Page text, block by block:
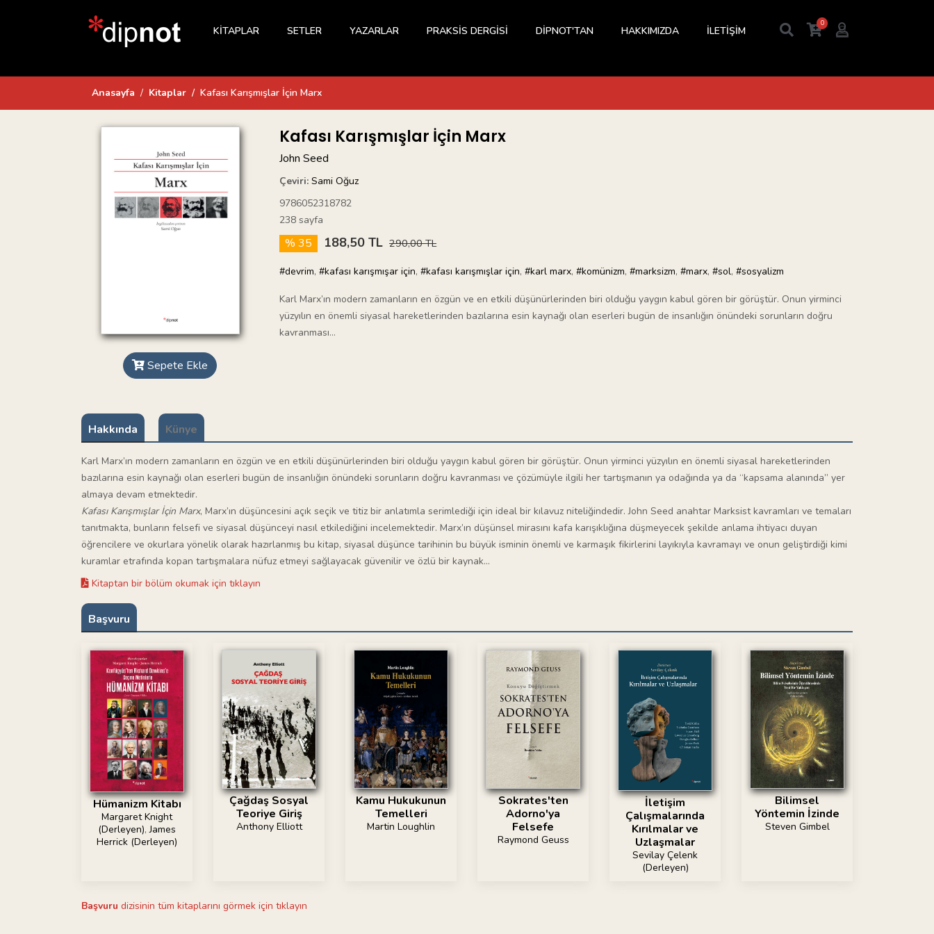
KİTAPLAR SETLER YAZARLAR PRAKSİS DERGİSİ DİPNOT'TAN HAKKIMIZDA İLETİŞİM
0
Anasayfa Kitaplar Kafası Karışmışlar İçin Marx
Sepete Ekle
Kafası Karışmışlar İçin Marx
John Seed
Çeviri: Sami Oğuz
9786052318782
238 sayfa
% 35 188,50 TL 290,00 TL
#devrim, #kafası karışmışar için, #kafası karışmışlar için, #karl marx, #komünizm, #marksizm, #marx, #sol, #sosyalizm
Karl Marx’ın modern zamanların en özgün ve en etkili düşünürlerinden biri olduğu yaygın kabul gören bir görüştür. Onun yirminci
yüzyılın en önemli siyasal hareketlerinden bazılarına esin kaynağı olan eserleri bugün de insanlığın önündeki sorunların doğru
kavranması...
Hakkında Künye
Karl Marx’ın modern zamanların en özgün ve en etkili düşünürlerinden biri olduğu yaygın kabul gören bir görüştür. Onun yirminci yüzyılın en önemli siyasal hareketlerinden
bazılarına esin kaynağı olan eserleri bugün de insanlığın önündeki sorunların doğru kavranması ve çözümüyle ilgili her tartışmanın ya odağında ya da “kapsama alanında” yer
almaya devam etmektedir.
Kafası Karışmışlar İçin Marx, Marx’ın düşüncesini açık seçik ve titiz bir anlatımla serimlediği için ideal bir kılavuz niteliğindedir. John Seed anahtar Marksist kavramları ve temaları
tanıtmakta, bunların felsefi ve siyasal düşünceyi nasıl etkilediğini incelemektedir. Marx’ın düşünsel mirasını kafa karışıklığına düşmeyecek şekilde anlama ihtiyacı duyan
öğrencilere ve okurlara yönelik olarak hazırlanmış bu kitap, siyasal düşünce tarihinin bu büyük isminin önemli ve karmaşık fikirlerini layıkıyla kavramayı ve onun geliştirdiği kimi
kuramlar etrafında kopan tartışmalara nüfuz etmeyi sağlayacak güvenilir ve özlü bir kaynak…
Kitaptan bir bölüm okumak için tıklayın
Başvuru
Hümanizm Kitabı
Margaret Knight
(Derleyen),James
Herrick (Derleyen)
Çağdaş Sosyal
Teoriye Giriş
Anthony Elliott
Kamu Hukukunun
Temelleri
Martin Loughlin
Sokrates'ten
Adorno'ya
Felsefe
Raymond Geuss
İletişim
Çalışmalarında
Kırılmalar ve
Uzlaşmalar
Sevilay Çelenk
(Derleyen)
Bilimsel
Yöntemin İzinde
Steven Gimbel
Başvuru dizisinin tüm kitaplarını görmek için tıklayın